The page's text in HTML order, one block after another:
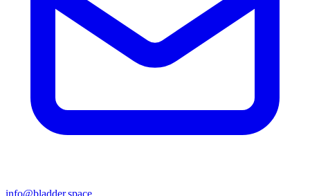
info@bladder.space